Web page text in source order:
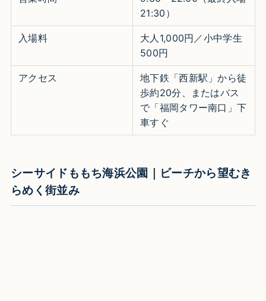
21:30）
入場料
大人1,000円／小中学生
500円
アクセス
地下鉄「西新駅」から徒
歩約20分、またはバス
で「福岡タワー南口」下
車すぐ
シーサイドももち海浜公園｜ビーチから望むき
らめく街並み